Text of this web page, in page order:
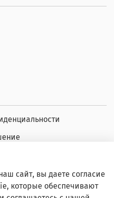
сайт, вы даете согласие
которые обеспечивают